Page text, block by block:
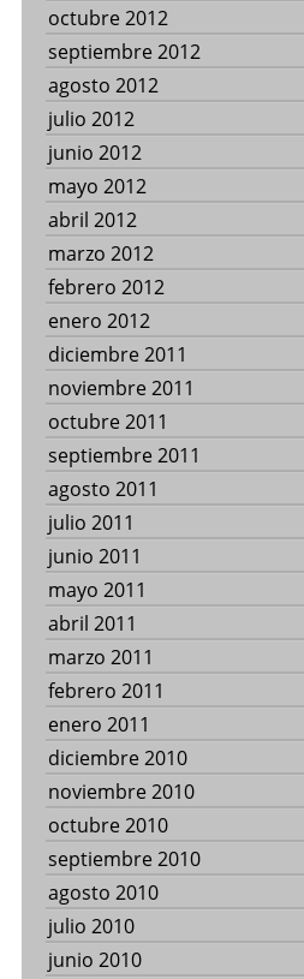
octubre 2012
septiembre 2012
agosto 2012
julio 2012
junio 2012
mayo 2012
abril 2012
marzo 2012
febrero 2012
enero 2012
diciembre 2011
noviembre 2011
octubre 2011
septiembre 2011
agosto 2011
julio 2011
junio 2011
mayo 2011
abril 2011
marzo 2011
febrero 2011
enero 2011
diciembre 2010
noviembre 2010
octubre 2010
septiembre 2010
agosto 2010
julio 2010
junio 2010